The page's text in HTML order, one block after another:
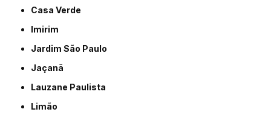
Casa Verde
Imirim
Jardim São Paulo
Jaçanã
Lauzane Paulista
Limão